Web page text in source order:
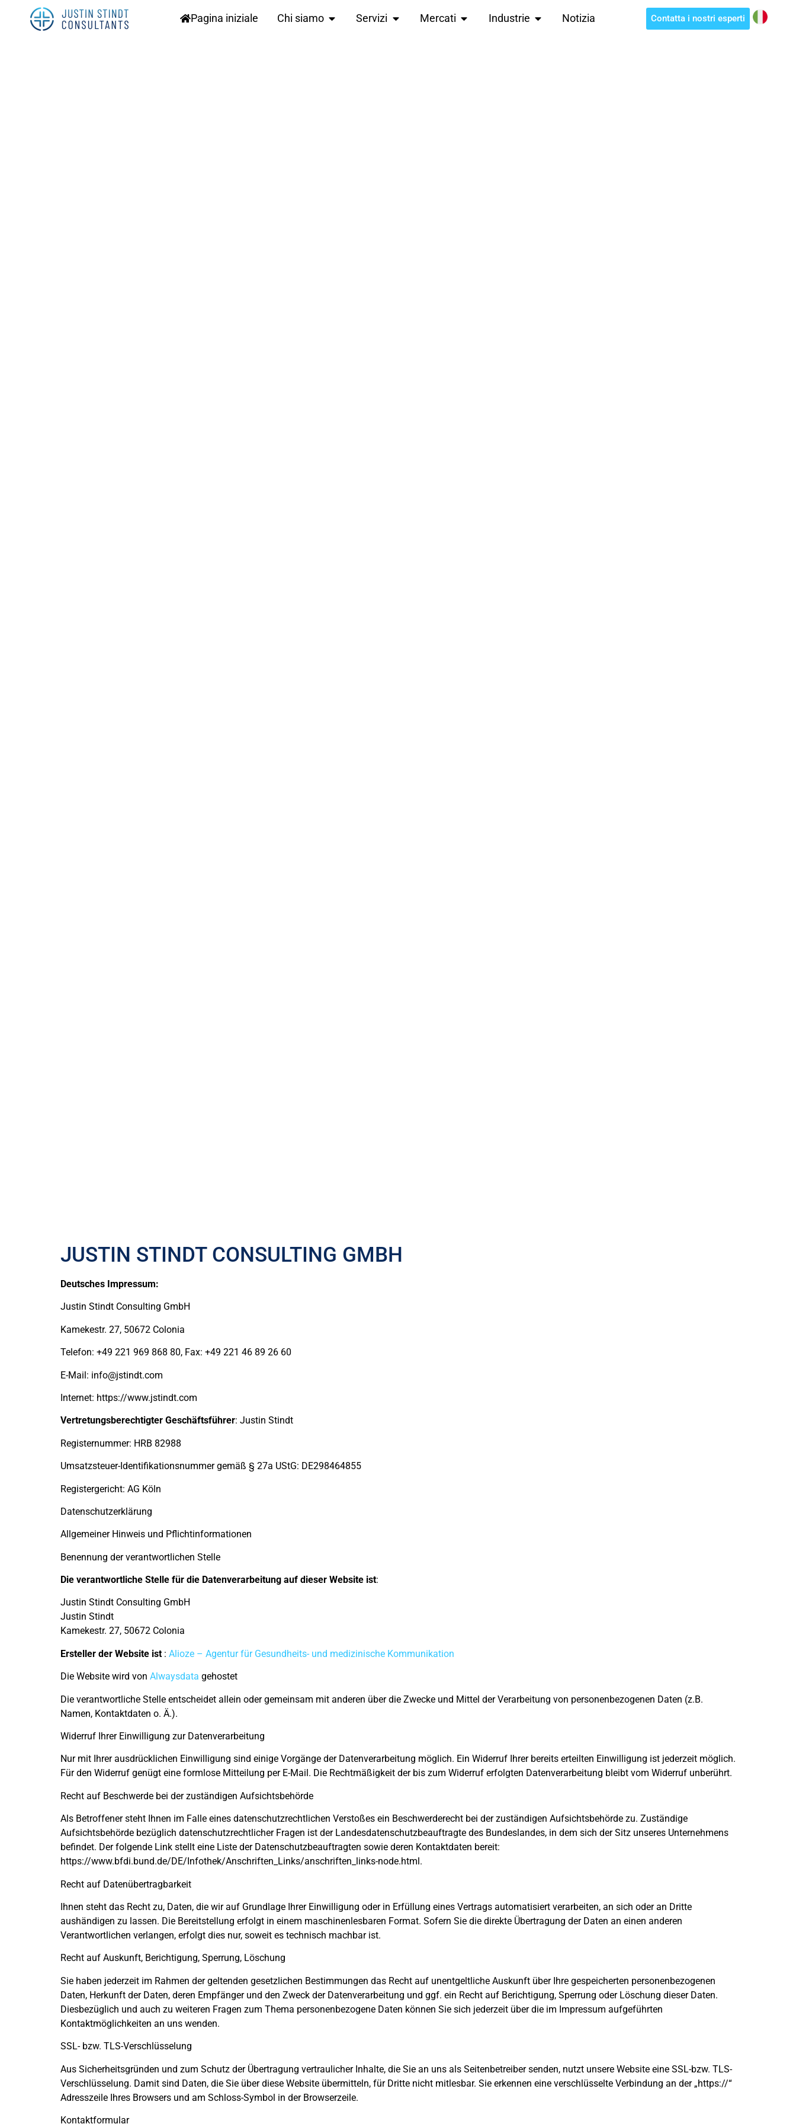
Pagina iniziale Chi siamo Servizi Mercati Industrie Notizia Contatta i nostri esperti
JUSTIN STINDT CONSULTING GMBH
Deutsches Impressum:
Justin Stindt Consulting GmbH
Kamekestr. 27, 50672 Colonia
Telefon: +49 221 969 868 80, Fax: +49 221 46 89 26 60
E-Mail: info@jstindt.com
Internet: https://www.jstindt.com
Vertretungsberechtigter Geschäftsführer: Justin Stindt
Registernummer: HRB 82988
Umsatzsteuer-Identifikationsnummer gemäß § 27a UStG: DE298464855
Registergericht: AG Köln
Datenschutzerklärung
Allgemeiner Hinweis und Pflichtinformationen
Benennung der verantwortlichen Stelle
Die verantwortliche Stelle für die Datenverarbeitung auf dieser Website ist:
Justin Stindt Consulting GmbH
Justin Stindt
Kamekestr. 27, 50672 Colonia
Ersteller der Website ist : Alioze – Agentur für Gesundheits- und medizinische Kommunikation
Die Website wird von Alwaysdata gehostet
Die verantwortliche Stelle entscheidet allein oder gemeinsam mit anderen über die Zwecke und Mittel der Verarbeitung von personenbezogenen Daten (z.B.
Namen, Kontaktdaten o. Ä.).
Widerruf Ihrer Einwilligung zur Datenverarbeitung
Nur mit Ihrer ausdrücklichen Einwilligung sind einige Vorgänge der Datenverarbeitung möglich. Ein Widerruf Ihrer bereits erteilten Einwilligung ist jederzeit möglich.
Für den Widerruf genügt eine formlose Mitteilung per E-Mail. Die Rechtmäßigkeit der bis zum Widerruf erfolgten Datenverarbeitung bleibt vom Widerruf unberührt.
Recht auf Beschwerde bei der zuständigen Aufsichtsbehörde
Als Betroffener steht Ihnen im Falle eines datenschutzrechtlichen Verstoßes ein Beschwerderecht bei der zuständigen Aufsichtsbehörde zu. Zuständige
Aufsichtsbehörde bezüglich datenschutzrechtlicher Fragen ist der Landesdatenschutzbeauftragte des Bundeslandes, in dem sich der Sitz unseres Unternehmens
befindet. Der folgende Link stellt eine Liste der Datenschutzbeauftragten sowie deren Kontaktdaten bereit:
https://www.bfdi.bund.de/DE/Infothek/Anschriften_Links/anschriften_links-node.html.
Recht auf Datenübertragbarkeit
Ihnen steht das Recht zu, Daten, die wir auf Grundlage Ihrer Einwilligung oder in Erfüllung eines Vertrags automatisiert verarbeiten, an sich oder an Dritte
aushändigen zu lassen. Die Bereitstellung erfolgt in einem maschinenlesbaren Format. Sofern Sie die direkte Übertragung der Daten an einen anderen
Verantwortlichen verlangen, erfolgt dies nur, soweit es technisch machbar ist.
Recht auf Auskunft, Berichtigung, Sperrung, Löschung
Sie haben jederzeit im Rahmen der geltenden gesetzlichen Bestimmungen das Recht auf unentgeltliche Auskunft über Ihre gespeicherten personenbezogenen
Daten, Herkunft der Daten, deren Empfänger und den Zweck der Datenverarbeitung und ggf. ein Recht auf Berichtigung, Sperrung oder Löschung dieser Daten.
Diesbezüglich und auch zu weiteren Fragen zum Thema personenbezogene Daten können Sie sich jederzeit über die im Impressum aufgeführten
Kontaktmöglichkeiten an uns wenden.
SSL- bzw. TLS-Verschlüsselung
Aus Sicherheitsgründen und zum Schutz der Übertragung vertraulicher Inhalte, die Sie an uns als Seitenbetreiber senden, nutzt unsere Website eine SSL-bzw. TLS-
Verschlüsselung. Damit sind Daten, die Sie über diese Website übermitteln, für Dritte nicht mitlesbar. Sie erkennen eine verschlüsselte Verbindung an der „https://“
Adresszeile Ihres Browsers und am Schloss-Symbol in der Browserzeile.
Kontaktformular